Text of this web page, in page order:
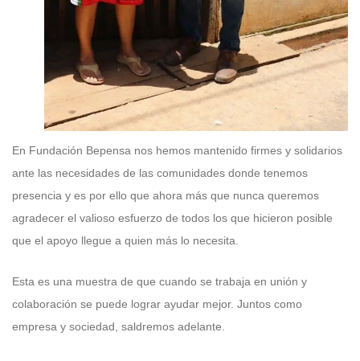
En Fundación Bepensa nos hemos mantenido firmes y solidarios
ante las necesidades de las comunidades donde tenemos
presencia y es por ello que ahora más que nunca queremos
agradecer el valioso esfuerzo de todos los que hicieron posible
que el apoyo llegue a quien más lo necesita.
Esta es una muestra de que cuando se trabaja en unión y
colaboración se puede lograr ayudar mejor. Juntos como
empresa y sociedad, saldremos adelante.